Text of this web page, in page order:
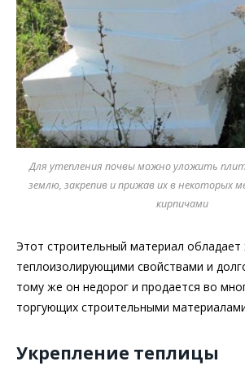
Для утепления почвы можно уложить
землю, закрепив и прижав их в некоторых
кирпичами
Этот строительный материал
теплоизолирующими свойствами и
тому же он недорог и продается во
торгующих строительными
Укрепление теплицы